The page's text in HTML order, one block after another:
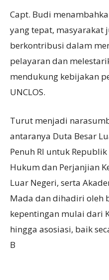
Capt. Budi
yang tepat, masyarakat
berkontribusi dalam
pelayaran dan
mendukung kebijakan
UNCLOS.
Turut menjadi
antaranya Duta Besar
Penuh RI untuk
Hukum dan Perjanjian
Luar Negeri, serta
Mada dan dihadiri oleh
kepentingan mulai dari
hingga asosiasi, baik
B